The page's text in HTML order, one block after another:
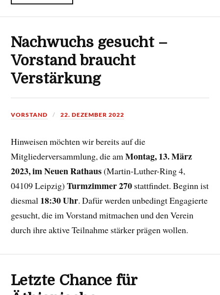
Nachwuchs gesucht –
Vorstand braucht
Verstärkung
VORSTAND 22. DEZEMBER 2022
Hinweisen möchten wir bereits auf die
Mitgliederversammlung, die amMontag, 13. März
2023, im Neuen Rathaus(Martin-Luther-Ring 4,
04109 Leipzig)Turmzimmer 270 stattfindet. Beginn ist
diesmal 18:30 Uhr. Dafür werden unbedingt Engagierte
gesucht, die im Vorstand mitmachen und den Verein
durch ihre aktive Teilnahme stärker prägen wollen.
Letzte Chance für